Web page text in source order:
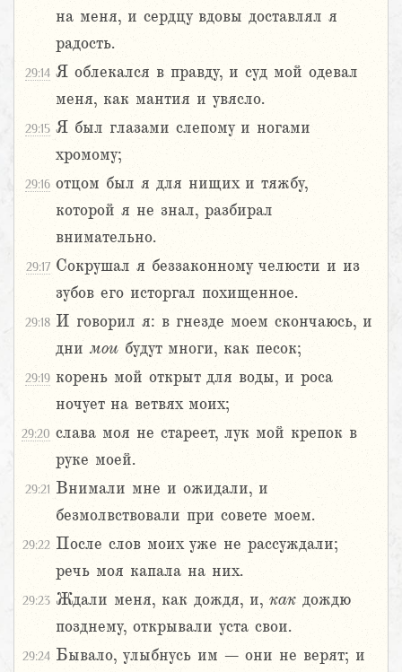
на меня, и сердцу вдовы доставлял я
радость.
29:14 Я облекался в правду, и суд мой одевал
меня, как мантия и увясло.
29:15 Я был глазами слепому и ногами
хромому;
29:16 отцом был я для нищих и тяжбу,
которой я не знал, разбирал
внимательно.
29:17 Сокрушал я беззаконному челюсти и из
зубов его исторгал похищенное.
29:18 И говорил я: в гнезде моем скончаюсь, и
дни мои будут многи, как песок;
29:19 корень мой открыт для воды, и роса
ночует на ветвях моих;
29:20 слава моя не стареет, лук мой крепок в
руке моей.
29:21 Внимали мне и ожидали, и
безмолвствовали при совете моем.
29:22 После слов моих уже не рассуждали;
речь моя капала на них.
29:23 Ждали меня, как дождя, и, как дождю
позднему, открывали уста свои.
29:24 Бывало, улыбнусь им – они не верят; и